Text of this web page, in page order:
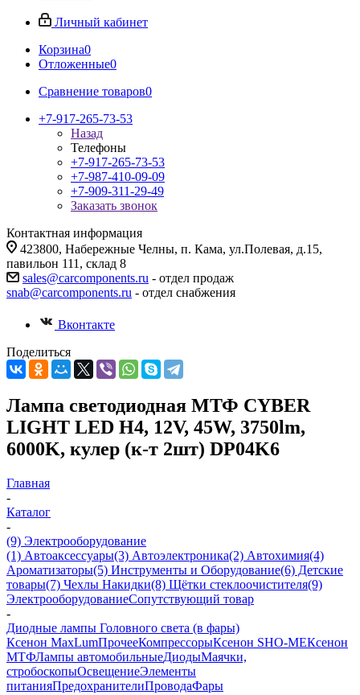
Личный кабинет
Корзина0
Отложенные0
Сравнение товаров0
+7-917-265-73-53
Назад
Телефоны
+7-917-265-73-53
+7-987-410-09-09
+7-909-311-29-49
Заказать звонок
Контактная информация
423800, Набережные Челны, п. Кама, ул.Полевая, д.15,
павильон 111, склад 8
sales@carcomponents.ru - отдел продаж
snab@carcomponents.ru - отдел снабжения
Вконтакте
Поделиться
Лампа светодиодная МТФ CYBER
LIGHT LED H4, 12V, 45W, 3750lm,
6000K, кулер (к-т 2шт) DP04K6
Главная
-
Каталог
-
(9) Электрооборудование
(1) Автоаксессуары(3) Автоэлектроника(2) Автохимия(4)
Ароматизаторы(5) Инструменты и Оборудование(6) Детские
товары(7) Чехлы Накидки(8) Щётки стеклоочистителя(9)
ЭлектрооборудованиеСопутствующий товар
-
Диодные лампы Головного света (в фары)
Ксенон MaxLumПрочееКомпрессорыКсенон SHO-MEКсенон
МТФЛампы автомобильныеДиодыМаячки,
стробоскопыОсвещениеЭлементы
питанияПредохранителиПроводаФары